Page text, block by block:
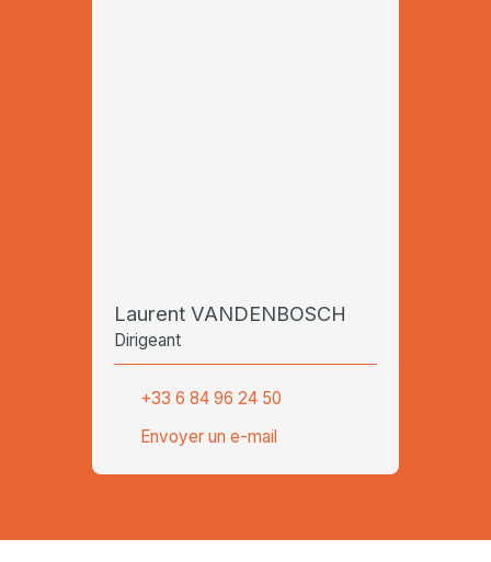
Laurent VANDENBOSCH
Dirigeant
+33 6 84 96 24 50
Envoyer un e-mail